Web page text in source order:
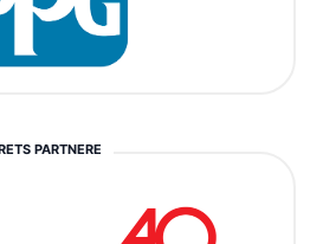
PARTNERE